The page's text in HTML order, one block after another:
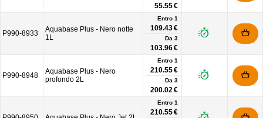
55.55 €
P990-8933
Aquabase Plus - Nero notte
1L
Entro 1
109.43 €
Da 3
103.96 €
P990-8948
Aquabase Plus - Nero
profondo 2L
Entro 1
210.55 €
Da 3
200.02 €
Entro 1
210.55 €